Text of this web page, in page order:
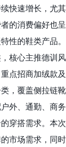
快速增长，尤
的消费偏好也
性的鞋类产品
核心主推德训
点招商加绒款
，覆盖侧拉链
外、通勤、商
穿搭需求。本
市场需求，同